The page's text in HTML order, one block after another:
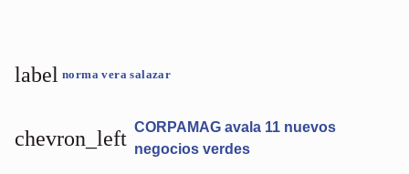
label norma vera salazar
chevron_left CORPAMAG avala 11 nuevos
negocios verdes